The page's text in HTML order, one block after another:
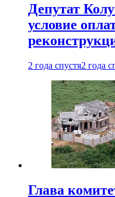
Депутат
условие
2 года спустя2 года
Глава